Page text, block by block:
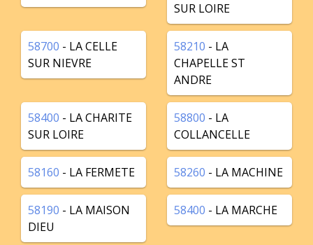
SUR LOIRE
58700 - LA CELLE
SUR NIEVRE
58210 - LA
CHAPELLE ST
ANDRE
58400 - LA CHARITE
SUR LOIRE
58800 - LA
COLLANCELLE
58160 - LA FERMETE 58260 - LA MACHINE
58190 - LA MAISON
DIEU
58400 - LA MARCHE